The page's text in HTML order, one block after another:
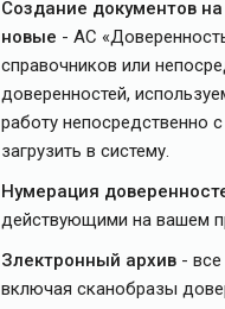
Создание документов
новые - АС
справочников или
доверенностей,
работу непосредственно
загрузить в систему.
Нумерация
действующими на вашем
Злектронный архив -
включая сканобразы